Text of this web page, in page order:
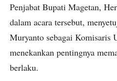
Penjabat Bupati Magetan,
dalam acara tersebut,
Muryanto sebagai Komisaris
menekankan pentingnya
berlaku.